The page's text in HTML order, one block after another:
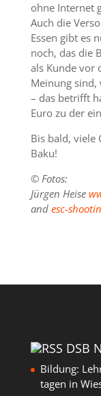
ohne Internet
Auch die
Essen gibt es
noch, das die
als Kunde vor
Meinung sind,
– das betrifft
Euro zu der
Bis bald, viele
Baku!
© Fotos:
Jürgen Heise
and esc-
DSB
Bildung:
tagen in